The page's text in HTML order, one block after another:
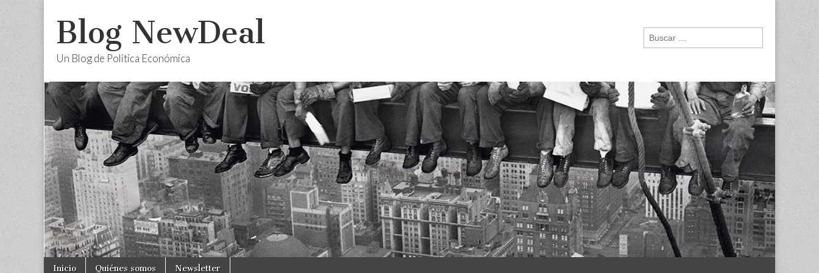
Blog NewDeal
Un Blog de Política Económica
Buscar:
Main
Skip
Inicio Quiénes somos Newsletter